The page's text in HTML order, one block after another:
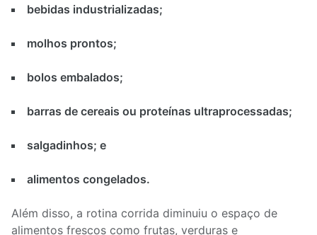
bebidas industrializadas;
molhos prontos;
bolos embalados;
barras de cereais ou proteínas ultraprocessadas;
salgadinhos; e
alimentos congelados.
Além disso, a rotina corrida diminuiu o espaço de
alimentos frescos como frutas, verduras e